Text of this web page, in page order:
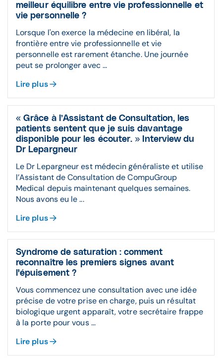
meilleur équilibre entre vie professionnelle et
vie personnelle ?
Lorsque l'on exerce la médecine en libéral, la
frontière entre vie professionnelle et vie
personnelle est rarement étanche. Une journée
peut se prolonger avec ...
Lire plus
« Grâce à l’Assistant de Consultation, les
patients sentent que je suis davantage
disponible pour les écouter. » Interview du
Dr Lepargneur
Le Dr Lepargneur est médecin généraliste et utilise
l’Assistant de Consultation de CompuGroup
Medical depuis maintenant quelques semaines.
Nous avons eu le ...
Lire plus
Syndrome de saturation : comment
reconnaître les premiers signes avant
l'épuisement ?
Vous commencez une consultation avec une idée
précise de votre prise en charge, puis un résultat
biologique urgent apparaît, votre secrétaire frappe
à la porte pour vous ...
Lire plus